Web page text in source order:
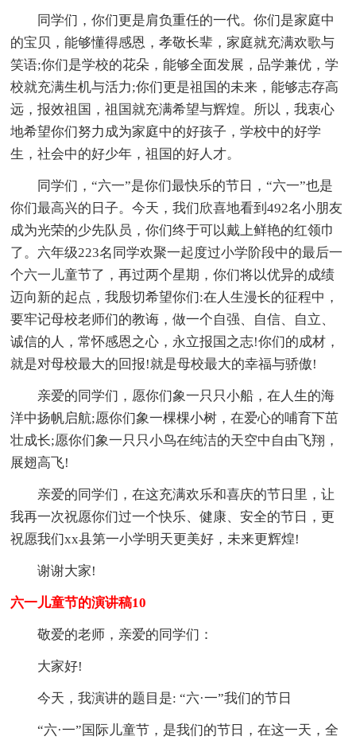
同学们，你们更是肩负重任的一代。你们是家庭中
的宝贝，能够懂得感恩，孝敬长辈，家庭就充满欢歌与
笑语;你们是学校的花朵，能够全面发展，品学兼优，学
校就充满生机与活力;你们更是祖国的未来，能够志存高
远，报效祖国，祖国就充满希望与辉煌。所以，我衷心
地希望你们努力成为家庭中的好孩子，学校中的好学
生，社会中的好少年，祖国的好人才。
同学们，“六一”是你们最快乐的节日，“六一”也是
你们最高兴的日子。今天，我们欣喜地看到492名小朋友
成为光荣的少先队员，你们终于可以戴上鲜艳的红领巾
了。六年级223名同学欢聚一起度过小学阶段中的最后一
个六一儿童节了，再过两个星期，你们将以优异的成绩
迈向新的起点，我殷切希望你们:在人生漫长的征程中，
要牢记母校老师们的教诲，做一个自强、自信、自立、
诚信的人，常怀感恩之心，永立报国之志!你们的成材，
就是对母校最大的回报!就是母校最大的幸福与骄傲!
亲爱的同学们，愿你们象一只只小船，在人生的海
洋中扬帆启航;愿你们象一棵棵小树，在爱心的哺育下茁
壮成长;愿你们象一只只小鸟在纯洁的天空中自由飞翔，
展翅高飞!
亲爱的同学们，在这充满欢乐和喜庆的节日里，让
我再一次祝愿你们过一个快乐、健康、安全的节日，更
祝愿我们xx县第一小学明天更美好，未来更辉煌!
谢谢大家!
六一儿童节的演讲稿10
敬爱的老师，亲爱的同学们：
大家好!
今天，我演讲的题目是: “六·一”我们的节日
“六·一”国际儿童节，是我们的节日，在这一天，全